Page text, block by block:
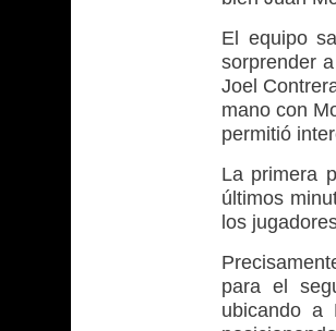
El equipo
sorprender
Joel
mano con
permitió
La primera
últimos
los
para el
ubicando a